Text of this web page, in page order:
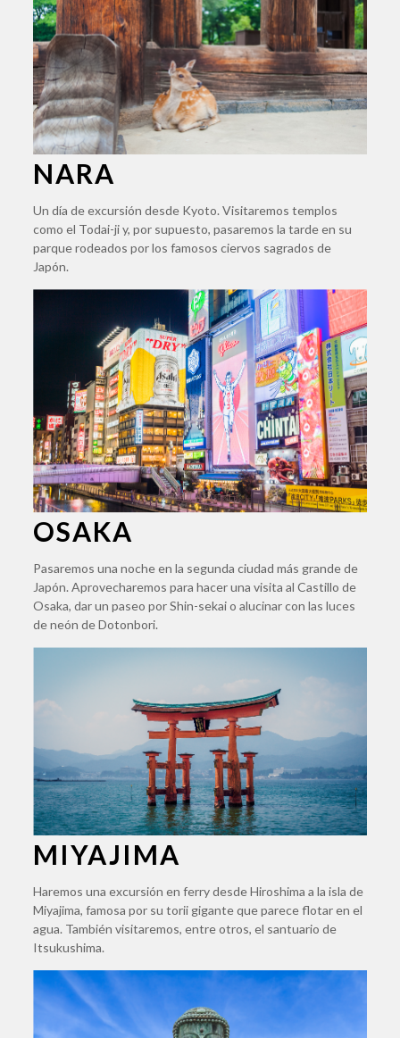
NARA
Un día de excursión desde Kyoto. Visitaremos templos
como el Todai-ji y, por supuesto, pasaremos la tarde en su
parque rodeados por los famosos ciervos sagrados de
Japón.
OSAKA
Pasaremos una noche en la segunda ciudad más grande de
Japón. Aprovecharemos para hacer una visita al Castillo de
Osaka, dar un paseo por Shin-sekai o alucinar con las luces
de neón de Dotonbori.
MIYAJIMA
Haremos una excursión en ferry desde Hiroshima a la isla de
Miyajima, famosa por su torii gigante que parece flotar en el
agua. También visitaremos, entre otros, el santuario de
Itsukushima.